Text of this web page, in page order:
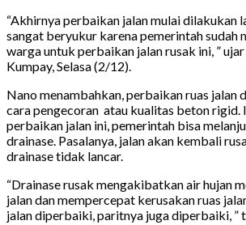
“Akhirnya perbaikan jalan mulai dilakukan
sangat beryukur karena pemerintah sudah
warga untuk perbaikan jalan rusak ini, ”
Kumpay, Selasa (2/12).
Nano menambahkan, perbaikan ruas jalan
cara pengecoran atau kualitas beton rigid.
perbaikan jalan ini, pemerintah bisa
drainase. Pasalanya, jalan akan kembali
drainase tidak lancar.
“Drainase rusak mengakibatkan air hujan
jalan dan mempercepat kerusakan ruas
jalan diperbaiki, paritnya juga diperbaiki, ”